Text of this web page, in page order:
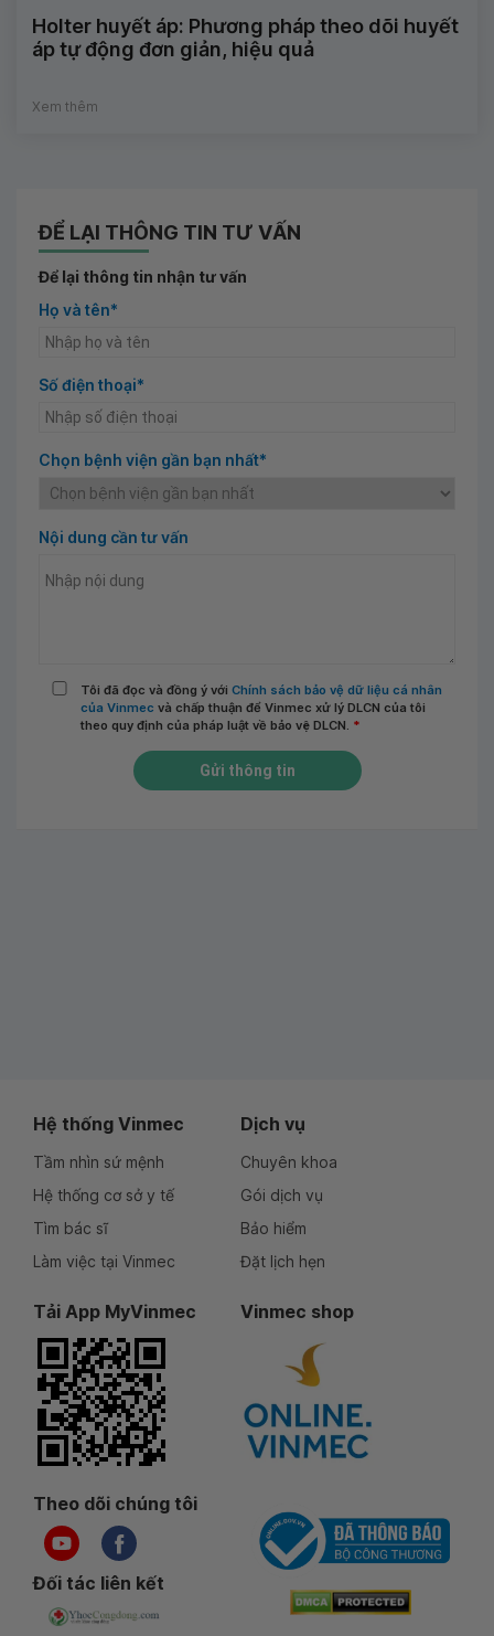
Holter huyết áp: Phương pháp theo dõi huyết
áp tự động đơn giản, hiệu quả
Xem thêm
ĐỂ LẠI THÔNG TIN TƯ VẤN
Để lại thông tin nhận tư vấn
Họ và tên*
Số điện thoại*
Chọn bệnh viện gần bạn nhất*
Nội dung cần tư vấn
Tôi đã đọc và đồng ý với Chính sách bảo vệ dữ liệu cá nhân
của Vinmec và chấp thuận để Vinmec xử lý DLCN của tôi
theo quy định của pháp luật về bảo vệ DLCN. *
Gửi thông tin
Hệ thống Vinmec
Tầm nhìn sứ mệnh
Hệ thống cơ sở y tế
Tìm bác sĩ
Làm việc tại Vinmec
Dịch vụ
Chuyên khoa
Gói dịch vụ
Bảo hiểm
Đặt lịch hẹn
Tải App MyVinmec Vinmec shop
Theo dõi chúng tôi
Đối tác liên kết